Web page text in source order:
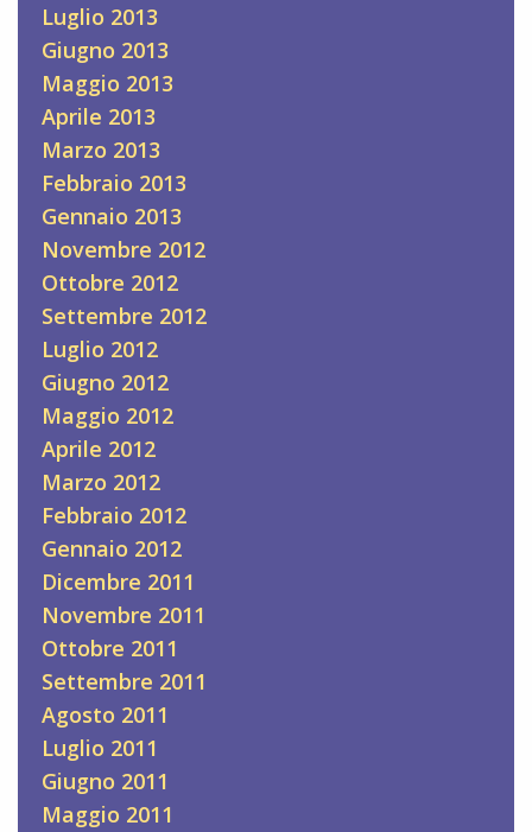
Luglio 2013
Giugno 2013
Maggio 2013
Aprile 2013
Marzo 2013
Febbraio 2013
Gennaio 2013
Novembre 2012
Ottobre 2012
Settembre 2012
Luglio 2012
Giugno 2012
Maggio 2012
Aprile 2012
Marzo 2012
Febbraio 2012
Gennaio 2012
Dicembre 2011
Novembre 2011
Ottobre 2011
Settembre 2011
Agosto 2011
Luglio 2011
Giugno 2011
Maggio 2011